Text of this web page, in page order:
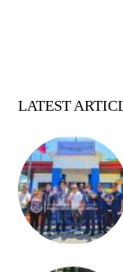
LATEST